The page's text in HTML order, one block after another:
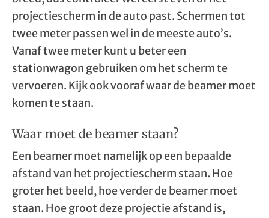
projectiescherm in de auto past. Schermen tot
twee meter passen wel in de meeste auto’s.
Vanaf twee meter kunt u beter een
stationwagon gebruiken om het scherm te
vervoeren. Kijk ook vooraf waar de beamer moet
komen te staan.
Waar moet de beamer staan?
Een beamer moet namelijk op een bepaalde
afstand van het projectiescherm staan. Hoe
groter het beeld, hoe verder de beamer moet
staan. Hoe groot deze projectie afstand is,